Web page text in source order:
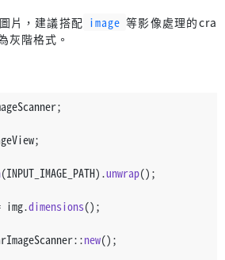
片，建議搭配 image 等影像處理的cra
灰階格式。
(INPUT_IMAGE_PATH).unwrap();
dimensions();
new();